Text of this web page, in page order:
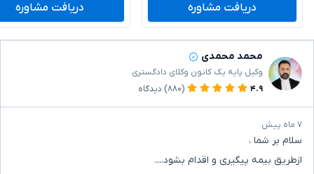
دریافت مشاوره دریافت مشاوره
محمد محمدی
وکیل پایه یک کانون وکلای دادگستری
۴.۹
(۸۸۰) دیدگاه
۷ ماه پیش
سلام بر شما ،
ازطریق بیمه پیگیری و اقدام بشود....